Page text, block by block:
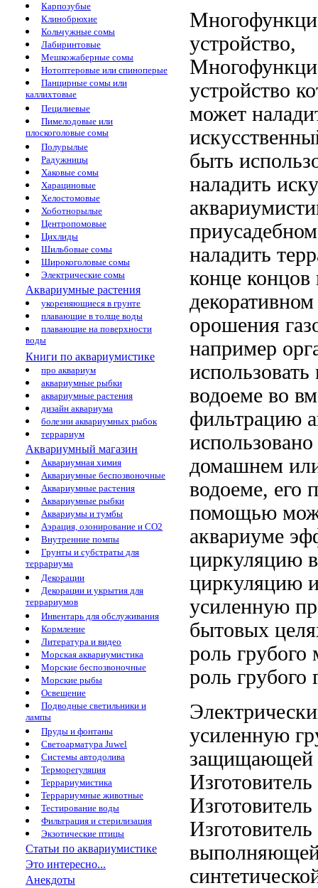
Карпозубые
Клинобрюхие
Кольчужные сомы
Лабиринтовые
Мешкожаберные сомы
Нотоптеровые или спиноперые
Панцирные сомы или
каллихтовые
Пецилиевые
Пимелодовые или
плоскоголовые сомы
Полурылые
Радужницы
Хаковые сомы
Харациновые
Хелостомовые
Хоботнорылые
Центропомовые
Цихлиды
Шильбовые сомы
Широкоголовые сомы
Электрические сомы
Аквариумные растения
укореняющиеся в грунте
плавающие в толще воды
плавающие на поверхности
воды
Книги по аквариумистике
про аквариум
аквариумные рыбки
аквариумные растения
дизайн аквариума
болезни аквариумных рыбок
террариум
Аквариумный магазин
Аквариумная химия
Аквариумные беспозвоночные
Аквариумные растения
Аквариумные рыбки
Аквариумы и тумбы
Аэрация, озонирование и CO2
Внутренние помпы
Грунты и субстраты для
террариума
Декорации
Декорации и укрытия для
террариумов
Инвентарь для обслуживания
Кормление
Литература и видео
Морская аквариумистика
Морские беспозвоночные
Морские рыбы
Освещение
Подводные светильники и
лампы
Пруды и фонтаны
Светоарматура Juwel
Системы автодолива
Терморегуляция
Террариумистика
Террариумные животные
Тестирование воды
Фильтрация и стерилизация
Экзотические птицы
Статьи по аквариумистике
Это интересно...
Анекдоты
устройство,
устройство
может
быть
наладить
наладить
конце концов
орошения
например
использовать
водоеме во
фильтрацию
использовано
домашнем
водоеме, его
помощью
аквариуме
циркуляцию
циркуляцию
усиленную
бытовых
роль грубого
роль грубого
усиленную
защищающей
Изготовитель